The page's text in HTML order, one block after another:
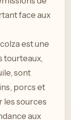
face aux
est une
tourteaux,
sont
porcs et
les sources
aux